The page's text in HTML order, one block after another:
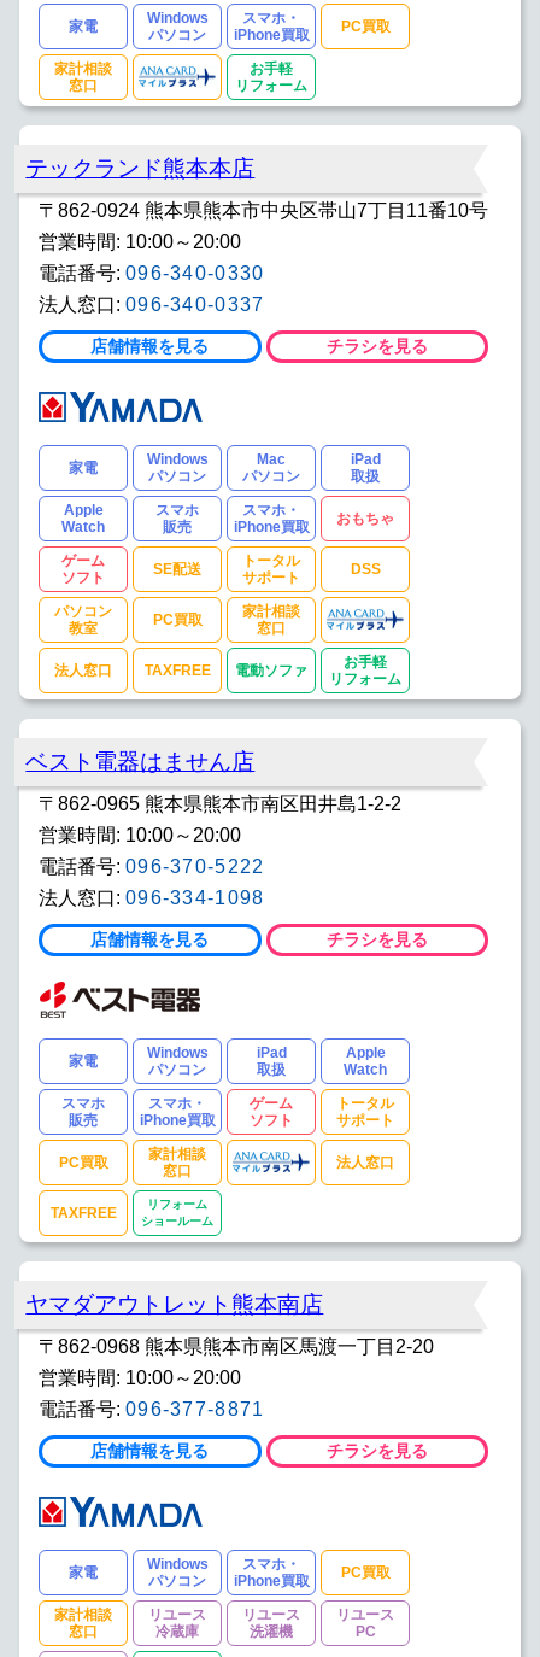
家電
Windows
パソコン
スマホ・
iPhone買取
PC買取
家計相談
窓口
お手軽
リフォーム
テックランド熊本本店
〒862-0924 熊本県熊本市中央区帯山7丁目11番10号
営業時間: 10:00～20:00
電話番号: 096-340-0330
法人窓口: 096-340-0337
店舗情報を見る チラシを見る
家電
Windows
パソコン
Mac
パソコン
iPad
取扱
Apple
Watch
スマホ
販売
スマホ・
iPhone買取
おもちゃ
ゲーム
ソフト
SE配送
トータル
サポート
DSS
パソコン
教室
PC買取
家計相談
窓口
法人窓口 TAXFREE 電動ソファ
お手軽
リフォーム
ベスト電器はません店
〒862-0965 熊本県熊本市南区田井島1-2-2
営業時間: 10:00～20:00
電話番号: 096-370-5222
法人窓口: 096-334-1098
店舗情報を見る チラシを見る
家電
Windows
パソコン
iPad
取扱
Apple
Watch
スマホ
販売
スマホ・
iPhone買取
ゲーム
ソフト
トータル
サポート
PC買取
家計相談
窓口
法人窓口
TAXFREE
リフォーム
ショールーム
ヤマダアウトレット熊本南店
〒862-0968 熊本県熊本市南区馬渡一丁目2-20
営業時間: 10:00～20:00
電話番号: 096-377-8871
店舗情報を見る チラシを見る
家電
Windows
パソコン
スマホ・
iPhone買取
PC買取
家計相談
窓口
リユース
冷蔵庫
リユース
洗濯機
リユース
PC